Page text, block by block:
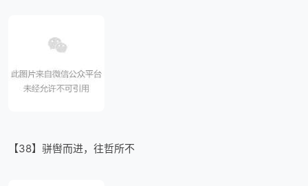
【38】骈辔而进，往哲所不